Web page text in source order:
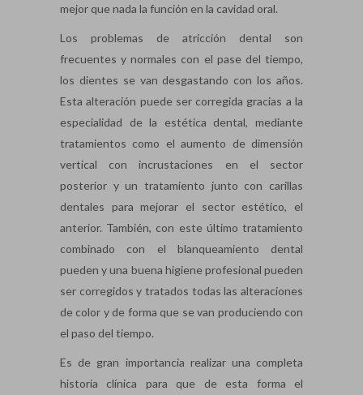
mejor que nada la función en la cavidad oral.
Los problemas de atricción dental son
frecuentes y normales con el pase del tiempo,
los dientes se van desgastando con los años.
Esta alteración puede ser corregida gracias a la
especialidad de la estética dental, mediante
tratamientos como el aumento de dimensión
vertical con incrustaciones en el sector
posterior y un tratamiento junto con carillas
dentales para mejorar el sector estético, el
anterior. También, con este último tratamiento
combinado con el blanqueamiento dental
pueden y una buena higiene profesional pueden
ser corregidos y tratados todas las alteraciones
de color y de forma que se van produciendo con
el paso del tiempo.
Es de gran importancia realizar una completa
historia clínica para que de esta forma el